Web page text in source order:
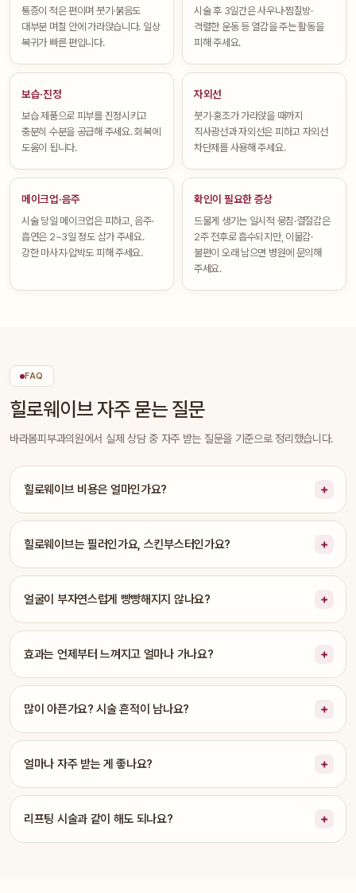
통증이 적은 편이며 붓기·붉음도
대부분 며칠 안에 가라앉습니다. 일상
복귀가 빠른 편입니다.
시술 후 3일간은 사우나·찜질방·
격렬한 운동 등 열감을 주는 활동을
피해 주세요.
보습·진정
보습 제품으로 피부를 진정시키고
충분히 수분을 공급해 주세요. 회복에
도움이 됩니다.
자외선
붓기·홍조가 가라앉을 때까지
직사광선과 자외선은 피하고 자외선
차단제를 사용해 주세요.
메이크업·음주
시술 당일 메이크업은 피하고, 음주·
흡연은 2~3일 정도 삼가 주세요.
강한 마사지·압박도 피해 주세요.
확인이 필요한 증상
드물게 생기는 일시적 뭉침·결절감은
2주 전후로 흡수되지만, 이물감·
불편이 오래 남으면 병원에 문의해
주세요.
FAQ
힐로웨이브 자주 묻는 질문
바라봄피부과의원에서 실제 상담 중 자주 받는 질문을 기준으로 정리했습니다.
힐로웨이브 비용은 얼마인가요?
힐로웨이브는 필러인가요, 스킨부스터인가요?
얼굴이 부자연스럽게 빵빵해지지 않나요?
효과는 언제부터 느껴지고 얼마나 가나요?
많이 아픈가요? 시술 흔적이 남나요?
얼마나 자주 받는 게 좋나요?
리프팅 시술과 같이 해도 되나요?